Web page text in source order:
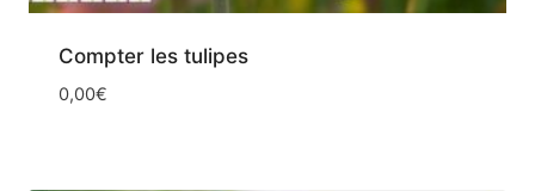
Compter les tulipes
0,00€